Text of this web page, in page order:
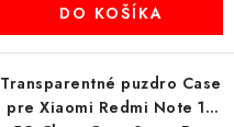
DO KOŠÍKA
Transparentné puzdro Case
pre Xiaomi Redmi Note 10